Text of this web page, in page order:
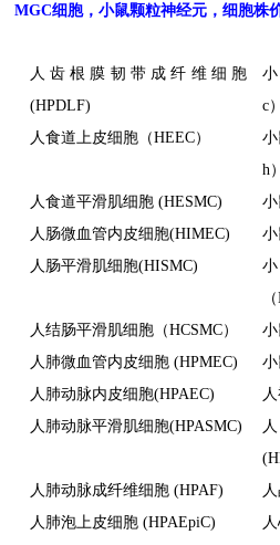
MGC细胞，小鼠颗粒神经元，细胞株
人齿根膜韧带成纤维细胞
(HPDLF)
c）
人食道上皮细胞（HEEC）
h）
人食道平滑肌细胞 (HESMC)
小
人肠微血管内皮细胞(HIMEC)
小
人肠平滑肌细胞(HISMC)
人结肠平滑肌细胞（HCSMC）
人肺微血管内皮细胞 (HPMEC)
人肺动脉内皮细胞(HPAEC)
人肺动脉平滑肌细胞(HPASMC)
人肺动脉成纤维细胞 (HPAF)
人肺泡上皮细胞 (HPAEpiC)